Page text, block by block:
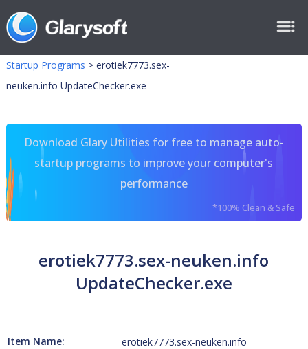
Startup Programs > erotiek7773.sex-
neuken.info UpdateChecker.exe
Download Glary Utilities for free to manage auto-
startup programs to improve your computer's
performance
*100% Clean & Safe
erotiek7773.sex-neuken.info
UpdateChecker.exe
Item Name: erotiek7773.sex-neuken.info